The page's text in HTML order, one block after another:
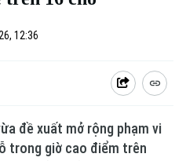
12:36
đề xuất mở rộng phạm vi
trong giờ cao điểm trên